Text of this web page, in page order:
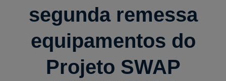
segunda remessa
equipamentos do
Projeto SWAP